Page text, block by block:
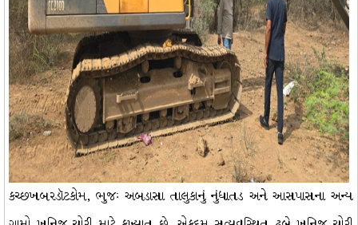
કચ્છખબરડૉટકોમ, ભુજઃ અબડાસા તાલુકાનું નુંધાતડ અને આસપાસના અન્ય